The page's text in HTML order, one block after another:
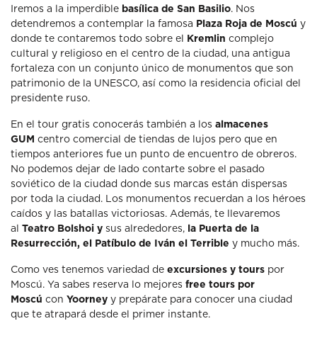
Iremos a la imperdible basílica de San Basilio. Nos
detendremos a contemplar la famosa Plaza Roja de Moscú y
donde te contaremos todo sobre el
Kremlin complejo
cultural y religioso en el centro de la ciudad, una antigua
fortaleza con un conjunto único de monumentos que son
patrimonio de la UNESCO, así como la residencia oficial del
presidente ruso.
En el tour gratis conocerás también a los almacenes
GUM centro comercial de tiendas de lujos pero que en
tiempos anteriores fue un punto de encuentro de obreros.
No podemos dejar de lado contarte sobre el pasado
soviético de la ciudad donde sus marcas están dispersas
por toda la ciudad. Los monumentos recuerdan a los héroes
caídos y las batallas victoriosas. Además, te llevaremos
al Teatro Bolshoi y sus alrededores, la Puerta de la
Resurrección, el Patíbulo de Iván el Terrible y mucho más.
Como ves tenemos variedad de excursiones y tours por
Moscú. Ya sabes reserva lo mejores free tours por
Moscú con Yoorney y prepárate para conocer una ciudad
que te atrapará desde el primer instante.